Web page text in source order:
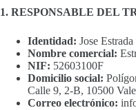
1. RESPONSABLE DEL
Identidad: Jose
Nombre comercial:
NIF: 52603100F
Domicilio social:
Calle 9, 2-B, 10500
Correo electrónico: